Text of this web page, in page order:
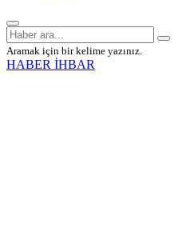
Aramak için bir kelime yazınız.
HABER İHBAR